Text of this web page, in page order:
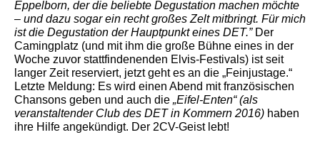
Eppelborn, der die beliebte Degustation machen möchte
– und dazu sogar ein recht großes Zelt mitbringt. Für mich
ist die Degustation der Hauptpunkt eines DET.” Der
Camingplatz (und mit ihm die große Bühne eines in der
Woche zuvor stattfindenenden Elvis-Festivals) ist seit
langer Zeit reserviert, jetzt geht es an die „Feinjustage.“
Letzte Meldung: Es wird einen Abend mit französischen
Chansons geben und auch die „Eifel-Enten“ (als
veranstaltender Club des DET in Kommern 2016) haben
ihre Hilfe angekündigt. Der 2CV-Geist lebt!